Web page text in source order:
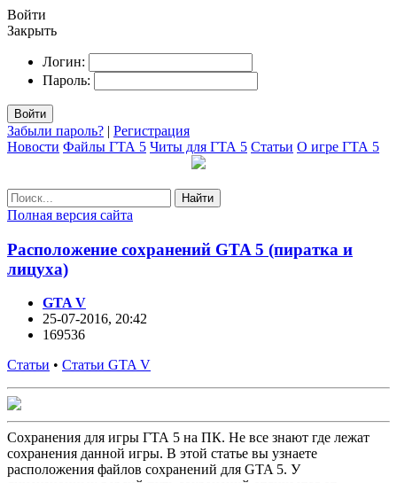
Войти
Закрыть
Логин:
Пароль:
Войти
Забыли пароль? | Регистрация
Новости Файлы ГТА 5 Читы для ГТА 5 Статьи О игре ГТА 5
Найти
Полная версия сайта
Расположение сохранений GTA 5 (пиратка и
лицуха)
GTA V
25-07-2016, 20:42
169536
Статьи • Статьи GTA V
Сохранения для игры ГТА 5 на ПК. Не все знают где лежат
сохранения данной игры. В этой статье вы узнаете
расположения файлов сохранений для GTA 5. У